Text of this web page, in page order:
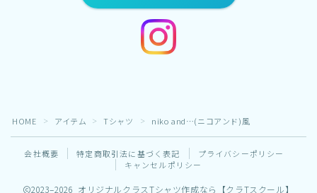
HOME ＞ アイテム ＞ Tシャツ ＞ niko and…(ニコアンド)風
会社概要 特定商取引法に基づく表記
プライバシーポリシー
キャンセルポリシー
2023–2026 オリジナルクラスTシャツ作成なら【クラTスクール】